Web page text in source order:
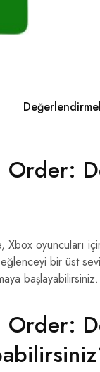
Order:
oyuncuları
bir üst
başlayabilirsiniz.
Order: